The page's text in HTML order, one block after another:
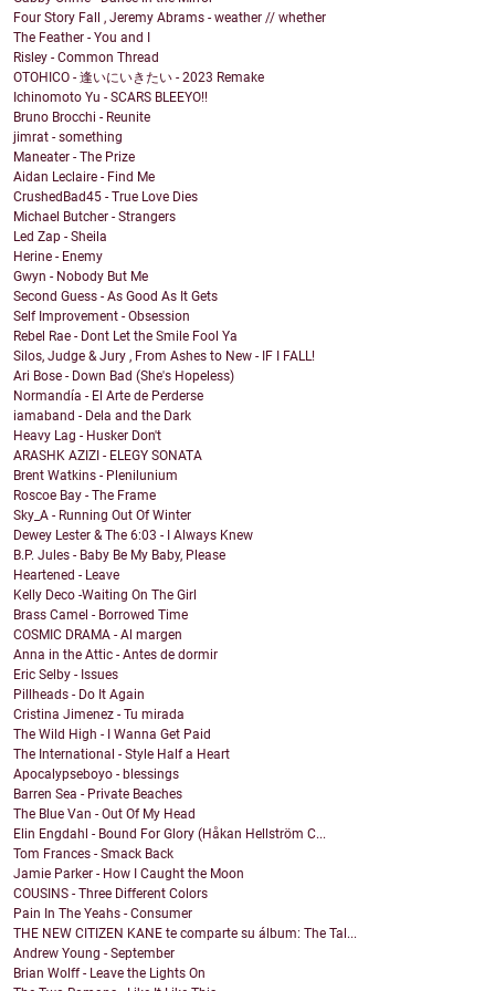
Four Story Fall , Jeremy Abrams - weather // whether
The Feather - You and I
Risley - Common Thread
OTOHICO - 逢いにいきたい - 2023 Remake
Ichinomoto Yu - SCARS BLEEYO!!
Bruno Brocchi - Reunite
jimrat - something
Maneater - The Prize
Aidan Leclaire - Find Me
CrushedBad45 - True Love Dies
Michael Butcher - Strangers
Led Zap - Sheila
Herine - Enemy
Gwyn - Nobody But Me
Second Guess - As Good As It Gets
Self Improvement - Obsession
Rebel Rae - Dont Let the Smile Fool Ya
Silos, Judge & Jury , From Ashes to New - IF I FALL!
Ari Bose - Down Bad (She's Hopeless)
Normandía - El Arte de Perderse
iamaband - Dela and the Dark
Heavy Lag - Husker Don't
ARASHK AZIZI - ELEGY SONATA
Brent Watkins - Plenilunium
Roscoe Bay - The Frame
Sky_A - Running Out Of Winter
Dewey Lester & The 6:03 - I Always Knew
B.P. Jules - Baby Be My Baby, Please
Heartened - Leave
Kelly Deco -Waiting On The Girl
Brass Camel - Borrowed Time
COSMIC DRAMA - Al margen
Anna in the Attic - Antes de dormir
Eric Selby - Issues
Pillheads - Do It Again
Cristina Jimenez - Tu mirada
The Wild High - I Wanna Get Paid
The International - Style Half a Heart
Apocalypseboyo - blessings
Barren Sea - Private Beaches
The Blue Van - Out Of My Head
Elin Engdahl - Bound For Glory (Håkan Hellström C...
Tom Frances - Smack Back
Jamie Parker - How I Caught the Moon
COUSINS - Three Different Colors
Pain In The Yeahs - Consumer
THE NEW CITIZEN KANE te comparte su álbum: The Tal...
Andrew Young - September
Brian Wolff - Leave the Lights On